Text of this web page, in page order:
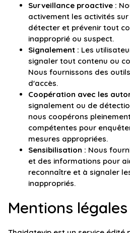
Surveillance proactive :
activement les activités
détecter et prévenir tout
inapproprié ou suspect.
Signalement : Les
signaler tout contenu ou
Nous fournissons des
d'accès.
Coopération avec les
signalement ou de
nous coopérons
compétentes pour
mesures appropriées.
Sensibilisation : Nous
et des informations pour
reconnaître et à signaler
inappropriés.
Mentions légales